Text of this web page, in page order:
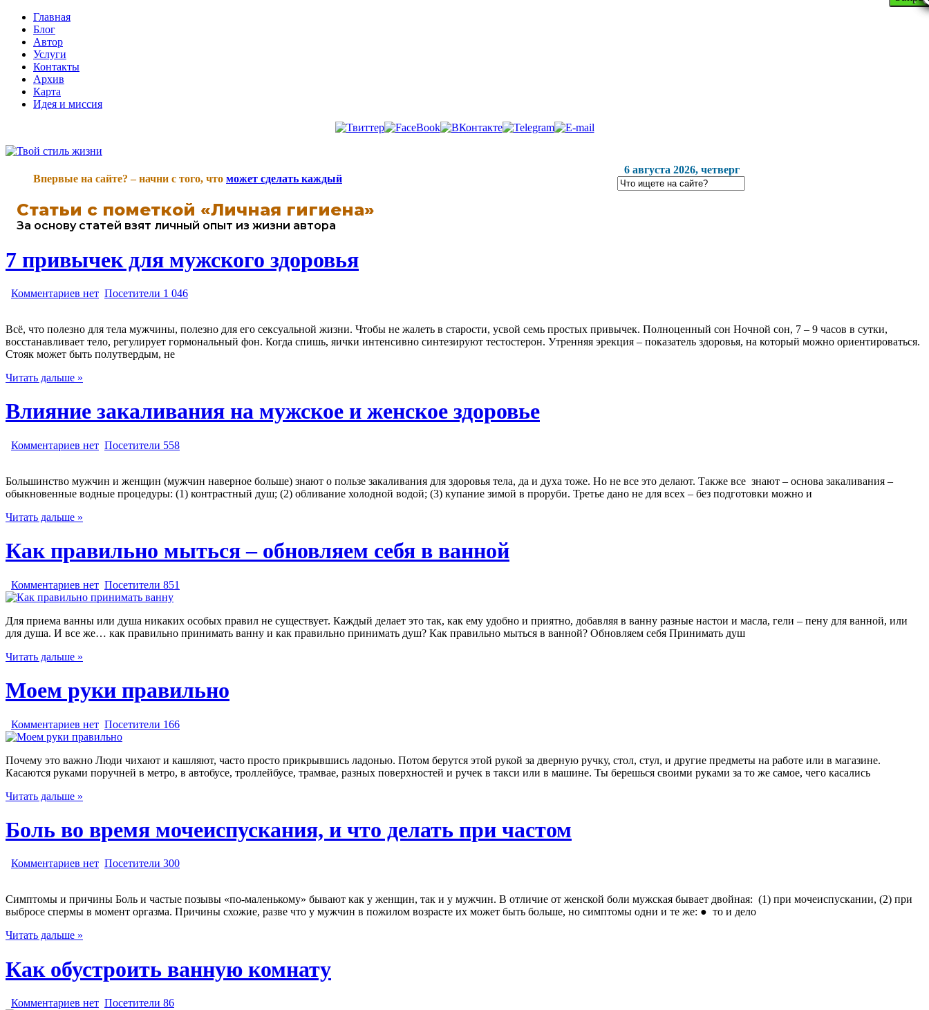
Главная
Блог
Автор
Услуги
Контакты
Архив
Карта
Идея и миссия
Впервые на сайте? – начни с того, что может сделать каждый
6 августа 2026, четверг
Статьи с пометкой «Личная гигиена»
За основу статей взят личный опыт из жизни автора
7 привычек для мужского здоровья
Комментариев нет Посетители 1 046
Всё, что полезно для тела мужчины, полезно для его сексуальной жизни. Чтобы не жалеть в старости, усвой семь простых привычек. Полноценный сон Ночной сон, 7 – 9 часов в сутки,
восстанавливает тело, регулирует гормональный фон. Когда спишь, яички интенсивно синтезируют тестостерон. Утренняя эрекция – показатель здоровья, на который можно ориентироваться.
Стояк может быть полутвердым, не
Читать дальше »
Влияние закаливания на мужское и женское здоровье
Комментариев нет Посетители 558
Большинство мужчин и женщин (мужчин наверное больше) знают о пользе закаливания для здоровья тела, да и духа тоже. Но не все это делают. Также все знают – основа закаливания –
обыкновенные водные процедуры: (1) контрастный душ; (2) обливание холодной водой; (3) купание зимой в проруби. Третье дано не для всех – без подготовки можно и
Читать дальше »
Как правильно мыться – обновляем себя в ванной
Комментариев нет Посетители 851
Для приема ванны или душа никаких особых правил не существует. Каждый делает это так, как ему удобно и приятно, добавляя в ванну разные настои и масла, гели – пену для ванной, или
для душа. И все же… как правильно принимать ванну и как правильно принимать душ? Как правильно мыться в ванной? Обновляем себя Принимать душ
Читать дальше »
Моем руки правильно
Комментариев нет Посетители 166
Почему это важно Люди чихают и кашляют, часто просто прикрывшись ладонью. Потом берутся этой рукой за дверную ручку, стол, стул, и другие предметы на работе или в магазине.
Касаются руками поручней в метро, в автобусе, троллейбусе, трамвае, разных поверхностей и ручек в такси или в машине. Ты берешься своими руками за то же самое, чего касались
Читать дальше »
Боль во время мочеиспускания, и что делать при частом
Комментариев нет Посетители 300
Симптомы и причины Боль и частые позывы «по-маленькому» бывают как у женщин, так и у мужчин. В отличие от женской боли мужская бывает двойная: (1) при мочеиспускании, (2) при
выбросе спермы в момент оргазма. Причины схожие, разве что у мужчин в пожилом возрасте их может быть больше, но симптомы одни и те же: ● то и дело
Читать дальше »
Как обустроить ванную комнату
Комментариев нет Посетители 86